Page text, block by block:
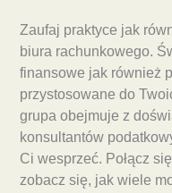
Zaufaj praktyce jak
biura rachunkowego.
finansowe jak również
przystosowane do
grupa obejmuje z
konsultantów
Ci wesprzeć. Połącz
zobacz się, jak wiele